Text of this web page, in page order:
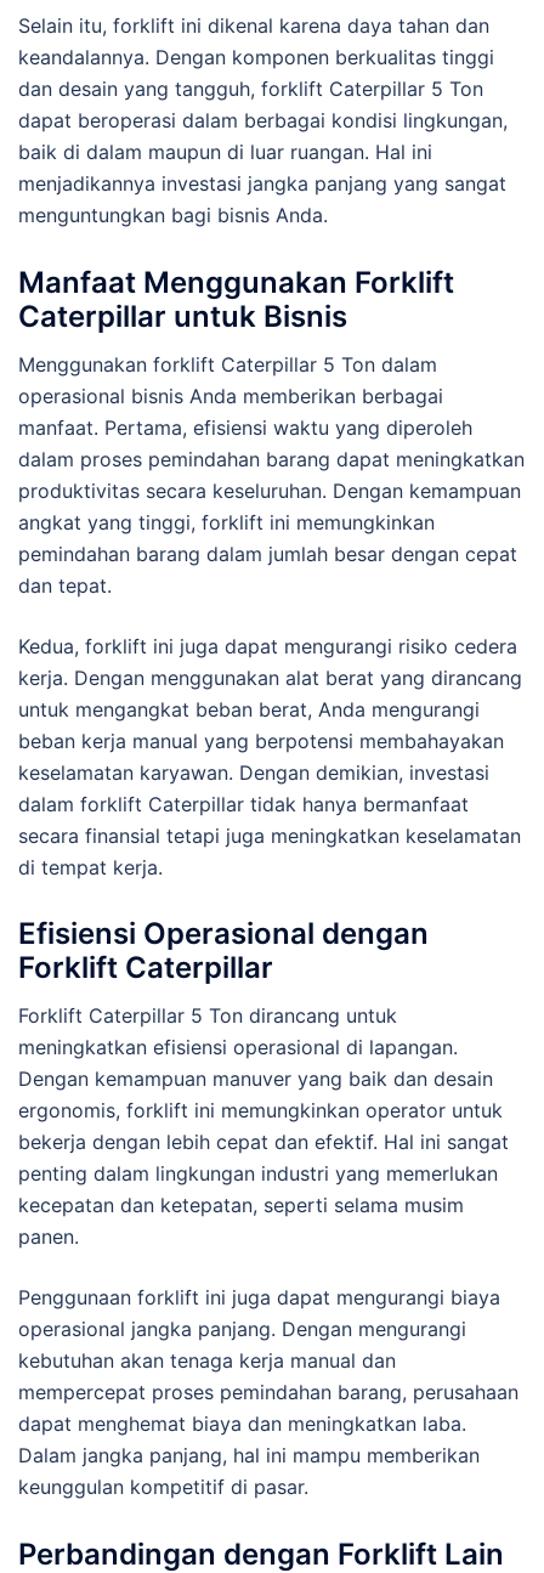
Selain itu, forklift ini dikenal karena daya tahan dan
keandalannya. Dengan komponen berkualitas tinggi
dan desain yang tangguh, forklift Caterpillar 5 Ton
dapat beroperasi dalam berbagai kondisi lingkungan,
baik di dalam maupun di luar ruangan. Hal ini
menjadikannya investasi jangka panjang yang sangat
menguntungkan bagi bisnis Anda.
Manfaat Menggunakan Forklift
Caterpillar untuk Bisnis
Menggunakan forklift Caterpillar 5 Ton dalam
operasional bisnis Anda memberikan berbagai
manfaat. Pertama, efisiensi waktu yang diperoleh
dalam proses pemindahan barang dapat meningkatkan
produktivitas secara keseluruhan. Dengan kemampuan
angkat yang tinggi, forklift ini memungkinkan
pemindahan barang dalam jumlah besar dengan cepat
dan tepat.
Kedua, forklift ini juga dapat mengurangi risiko cedera
kerja. Dengan menggunakan alat berat yang dirancang
untuk mengangkat beban berat, Anda mengurangi
beban kerja manual yang berpotensi membahayakan
keselamatan karyawan. Dengan demikian, investasi
dalam forklift Caterpillar tidak hanya bermanfaat
secara finansial tetapi juga meningkatkan keselamatan
di tempat kerja.
Efisiensi Operasional dengan
Forklift Caterpillar
Forklift Caterpillar 5 Ton dirancang untuk
meningkatkan efisiensi operasional di lapangan.
Dengan kemampuan manuver yang baik dan desain
ergonomis, forklift ini memungkinkan operator untuk
bekerja dengan lebih cepat dan efektif. Hal ini sangat
penting dalam lingkungan industri yang memerlukan
kecepatan dan ketepatan, seperti selama musim
panen.
Penggunaan forklift ini juga dapat mengurangi biaya
operasional jangka panjang. Dengan mengurangi
kebutuhan akan tenaga kerja manual dan
mempercepat proses pemindahan barang, perusahaan
dapat menghemat biaya dan meningkatkan laba.
Dalam jangka panjang, hal ini mampu memberikan
keunggulan kompetitif di pasar.
Perbandingan dengan Forklift Lain